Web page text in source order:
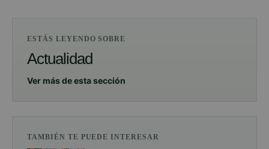
ESTÁS LEYENDO SOBRE
Actualidad
Ver más de esta sección
TAMBIÉN TE PUEDE INTERESAR